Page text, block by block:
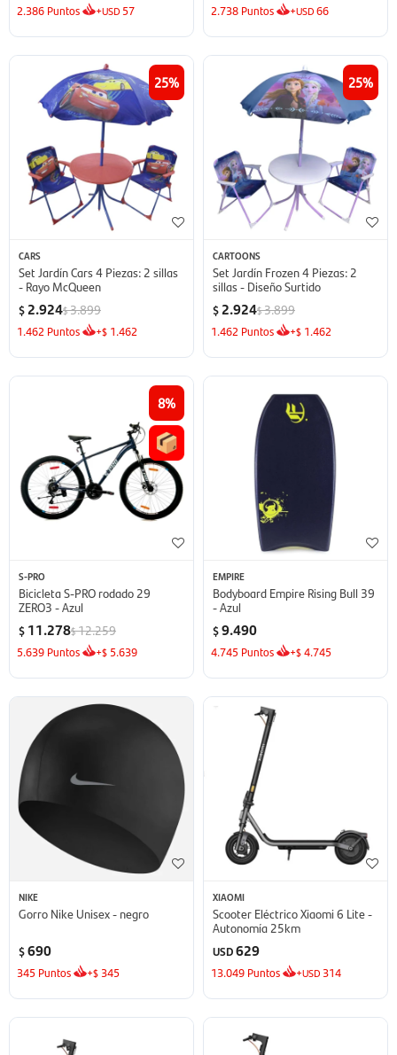
2.386 Puntos +USD 57 2.738 Puntos +USD66
25
CARS
Set Jardín Cars 4 Piezas: 2 sillas
- Rayo McQueen
$ 2.924$3.899
1.462 Puntos +$ 1.462
25
CARTOONS
Set Jardín Frozen 4 Piezas: 2
sillas - Diseño Surtido
$ 2.924$3.899
1.462 Puntos +$ 1.462
8
S-PRO
Bicicleta S-PRO rodado 29
ZERO3 - Azul
$ 11.278$12.259
5.639 Puntos +$ 5.639
EMPIRE
Bodyboard Empire Rising Bull 39
- Azul
$9.490
4.745 Puntos +$4.745
NIKE
Gorro Nike Unisex - negro
$690
345 Puntos +$ 345
XIAOMI
Scooter Eléctrico Xiaomi 6 Lite -
Autonomía 25km
USD629
13.049 Puntos +USD 314